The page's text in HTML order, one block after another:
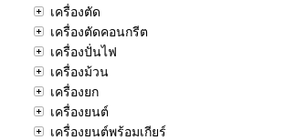
เครื่องตัด
เครื่องตัดคอนกรีต
เครื่องปั่นไฟ
เครื่องม้วน
เครื่องยก
เครื่องยนต์
เครื่องยนต์พร้อมเกียร์